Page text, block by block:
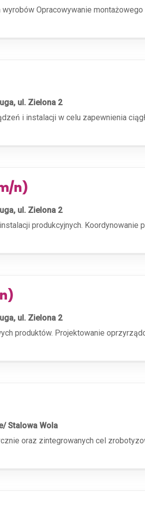
Opracowywanie
ul. Zielona 2
i instalacji w celu zapewnienia
n)
ul. Zielona 2
produkcyjnych. Koordynowanie
ul. Zielona 2
produktów. Projektowanie
Stalowa Wola
oraz zintegrowanych cel